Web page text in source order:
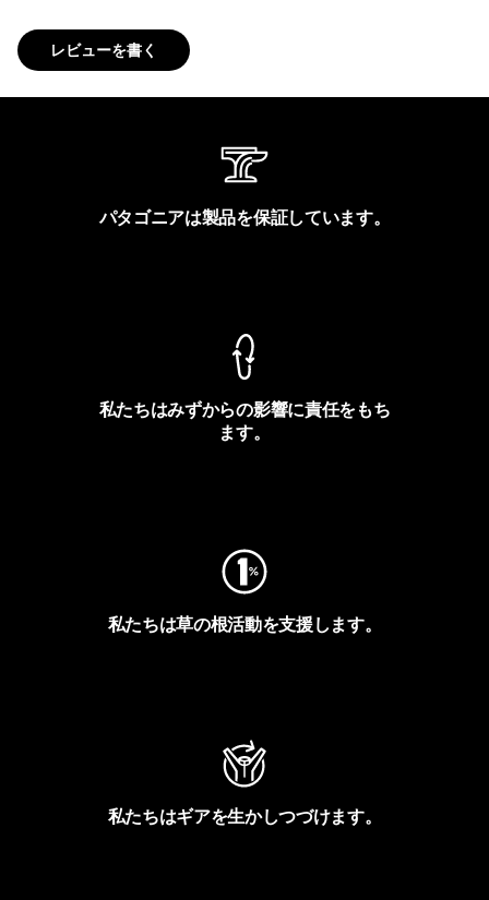
レビューを書く
パタゴニアは製品を保証しています。
私たちはみずからの影響に責任をもち
ます。
私たちは草の根活動を支援します。
私たちはギアを生かしつづけます。